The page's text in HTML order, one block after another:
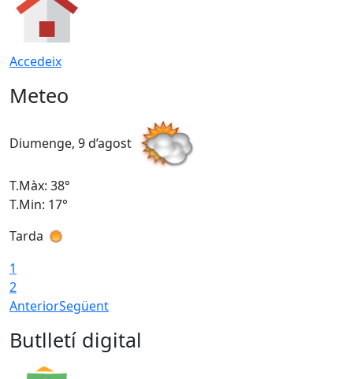
Accedeix
Meteo
Diumenge, 9 d’agost
T.Màx: 38°
T.Min: 17°
Tarda
1
2
AnteriorSegüent
Butlletí digital